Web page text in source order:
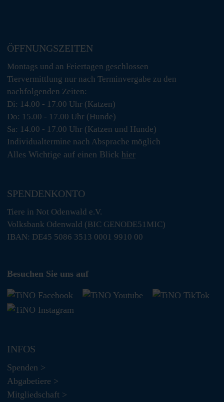
ÖFFNUNGSZEITEN
Montags und an Feiertagen geschlossen
Tiervermittlung nur nach Terminvergabe zu den
nachfolgenden Zeiten:
Di: 14.00 - 17.00 Uhr (Katzen)
Do: 15.00 - 17.00 Uhr (Hunde)
Sa: 14.00 - 17.00 Uhr (Katzen und Hunde)
Individualtermine nach Absprache möglich
Alles Wichtige auf einen Blick hier
SPENDENKONTO
Tiere in Not Odenwald e.V.
Volksbank Odenwald (BIC GENODE51MIC)
IBAN: DE45 5086 3513 0001 9910 00
Besuchen Sie uns auf
INFOS
Spenden >
Abgabetiere >
Mitgliedschaft >